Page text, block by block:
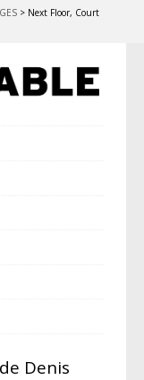
> Next Floor, Court
Denis